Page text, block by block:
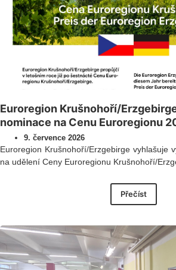
Euroregion Krušnohoří/
nominace na Cenu Euroregionu
9. července 2026
Euroregion Krušnohoří/Erzgebirge vyhlašuje
na udělení Ceny Euroregionu Krušnohoří/
Přečíst